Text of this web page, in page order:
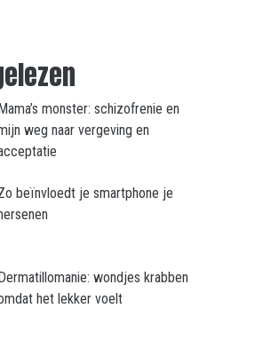
monster: schizofrenie en
weg naar vergeving en
beïnvloedt je smartphone je
wondjes krabben
het lekker voelt